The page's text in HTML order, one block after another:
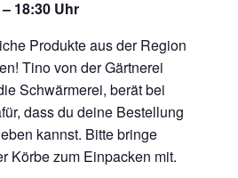
18:30 Uhr
Produkte aus der Region
Tino von der Gärtnerei
Schwärmerei, berät bei
dass du deine Bestellung
kannst. Bitte bringe
Körbe zum Einpacken mit.